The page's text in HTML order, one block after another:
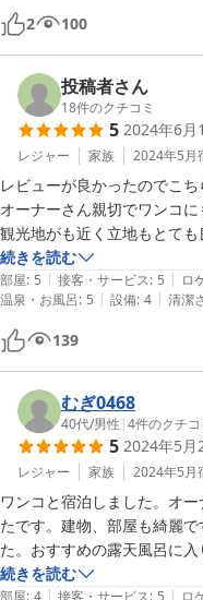
り楽しみにしていたが、和
2 100
投稿者さん
18件のクチコミ
5 2024年6月
レジャー 家族 2024年5月
レビューが良かったのでこち
オーナーさん親切でワンコに
観光地がも近く立地もとても
お食事はボリュームたっぷり
ワンコのご飯もお願いしまし
とても美味しかったようであ
お部屋も綺麗で清掃もきち
お風呂もとても良かったです
お宿でした。
ワンコにも話しかけて下さ
来ました。
続きを読む
部屋: 5 | 接客・サービス: 5 | ロ
温泉・お風呂: 5 | 設備: 4 | 清潔
139
むぎ0468
40代/男性 |4件のクチコ
5 2024年5月
レジャー 家族 2024年5月
ワンコと宿泊しました。オ
たです。建物、部屋も綺麗
た。おすすめの露天風呂に
蔵庫はなく、共有冷蔵庫が1
続きを読む
部屋: 4 | 接客・サービス: 5 | ロ